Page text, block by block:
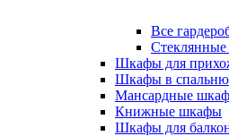
Все
Стеклянные
Шкафы для
Шкафы в спальню
Мансардные
Книжные шкафы
Шкафы для